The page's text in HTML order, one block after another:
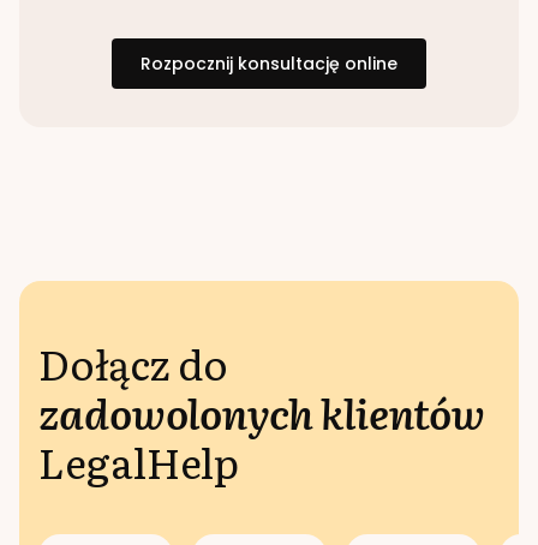
Rozpocznij konsultację online
Dołącz do
zadowolonych klientów
LegalHelp